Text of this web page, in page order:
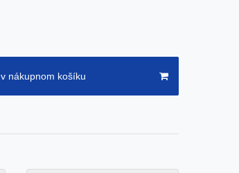
v nákupnom košíku